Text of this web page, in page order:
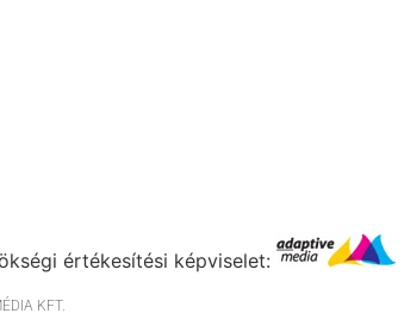
értékesítési képviselet:
KFT.